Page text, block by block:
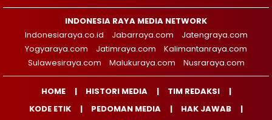
INDONESIA RAYA MEDIA NETWORK
Indonesiaraya.co.id
Jabarraya.com
Jatengraya.com
Yogyaraya.com
Jatimraya.com
Kalimantanraya.com
Sulawesiraya.com
Malukuraya.com Nusraraya.com
HOME HISTORI MEDIA
TIM REDAKSI
KODE ETIK
PEDOMAN MEDIA
HAK JAWAB